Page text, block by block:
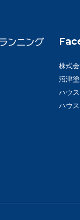
株式
沼津
ハウ
ハウ